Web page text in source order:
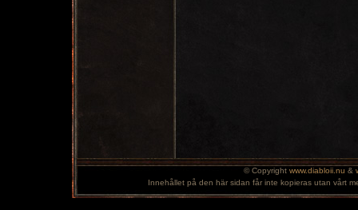
© Copyright www.diabloii.nu &
Innehållet på den här sidan får inte kopieras utan vårt